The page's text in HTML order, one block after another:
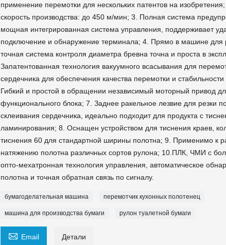
применение перемотки для нескольких патентов на
скорость производства: до 450 м/мин; 3. Полная система
мощная интегрированная система управления, поддерживает
подключение и обнаружение терминала; 4. Прямо в машине для
точная система контроля диаметра бревна точна и проста в
Запатентованная технология вакуумного всасывания для
сердечника для обеспечения качества перемотки и стабильности
Гибкий и простой в обращении независимый моторный привод
функционального блока; 7. Заднее ракельное лезвие для резки
склеивания сердечника, идеально подходит для продукта с
ламинирования; 8. Оснащен устройством для тиснения краев,
тиснения 60 для стандартной ширины полотна; 9. Применимо к
натяжению полотна различных сортов рулона; 10.ПЛК, ЧМИ с
опто-мехатронная технология управления, автоматическое
полотна и точная обратная связь по сигналу.
бумагоделательная машина перемотчик кухонных полотенец
машина для производства бумаги рулон туалетной бумаги
 Email Детали